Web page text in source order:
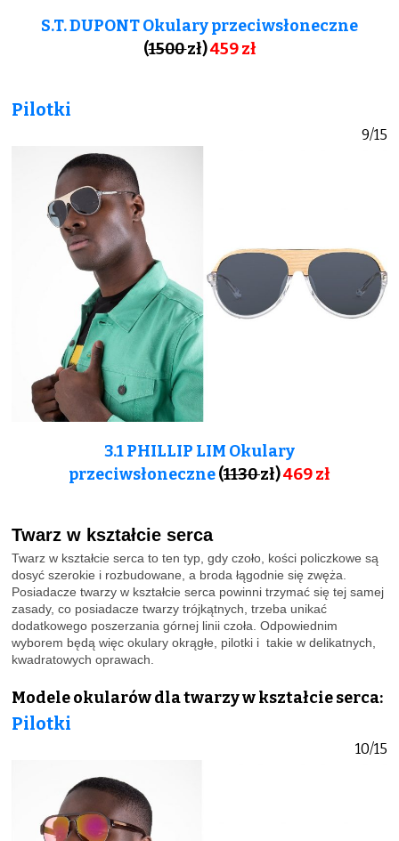
S.T. DUPONT Okulary przeciwsłoneczne
(1500zł)459 zł
Pilotki
9/15
3.1 PHILLIP LIM Okulary
przeciwsłoneczne(1130zł)469 zł
Twarz w kształcie serca
Twarz w kształcie serca to ten typ, gdy czoło, kości policzkowe są
dosyć szerokie i rozbudowane, a broda łągodnie się zwęża.
Posiadacze twarzy w kształcie serca powinni trzymać się tej samej
zasady, co posiadacze twarzy trójkątnych, trzeba unikać
dodatkowego poszerzania górnej linii czoła. Odpowiednim
wyborem będą więc okulary okrągłe, pilotki i takie w delikatnych,
kwadratowych oprawach.
Modele okularów dla twarzy w kształcie serca:
Pilotki
10/15